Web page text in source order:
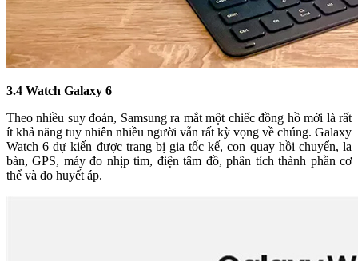
3.4 Watch Galaxy 6
Theo nhiều suy đoán, Samsung ra mắt một chiếc đồng hồ mới là rất
ít khả năng tuy nhiên nhiều người vẫn rất kỳ vọng về chúng. Galaxy
Watch 6 dự kiến được trang bị gia tốc kế, con quay hồi chuyển, la
bàn, GPS, máy đo nhịp tim, điện tâm đồ, phân tích thành phần cơ
thể và đo huyết áp.